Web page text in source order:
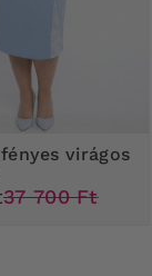
37 700 Ft